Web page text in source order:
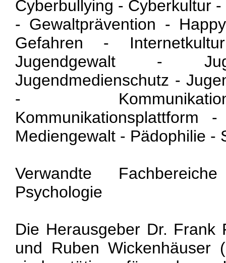
Cyberbullying - Cyberkultur
- Gewaltprävention -
Gefahren -
Jugendgewalt -
Jugendmedienschutz -
-
Mediengewalt - Pädophilie -
Verwandte
Psychologie
Die Herausgeber Dr. Frank
und Ruben Wickenhäuser